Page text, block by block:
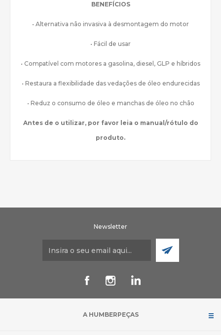
BENEFÍCIOS
• Alternativa não invasiva à desmontagem do motor
• Fácil de usar
• Compatível com motores a gasolina, diesel, GLP e híbridos
• Restaura a flexibilidade das vedações de óleo endurecidas
• Reduz o consumo de óleo e manchas de óleo no chão
Antes de o utilizar, por favor leia o manual/rótulo do
produto.
Newsletter
A HUMBERPEÇAS